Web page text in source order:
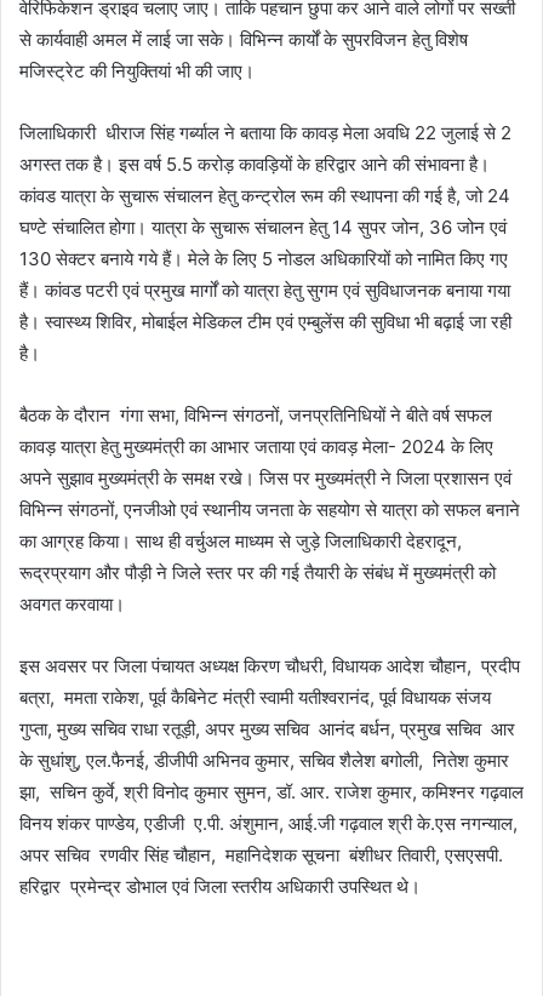
वेरिफिकेशन ड्राइव चलाए जाए। ताकि पहचान छुपा कर आने वाले लोगों पर सख्ती
से कार्यवाही अमल में लाई जा सके। विभिन्न कार्यों के सुपरविजन हेतु विशेष
मजिस्ट्रेट की नियुक्तियां भी की जाए।
जिलाधिकारी धीराज सिंह गर्ब्याल ने बताया कि कावड़ मेला अवधि 22 जुलाई से 2
अगस्त तक है। इस वर्ष 5.5 करोड़ कावड़ियों के हरिद्वार आने की संभावना है।
कांवड यात्रा के सुचारू संचालन हेतु कन्ट्रोल रूम की स्थापना की गई है, जो 24
घण्टे संचालित होगा। यात्रा के सुचारू संचालन हेतु 14 सुपर जोन, 36 जोन एवं
130 सेक्टर बनाये गये हैं। मेले के लिए 5 नोडल अधिकारियों को नामित किए गए
हैं। कांवड पटरी एवं प्रमुख मार्गों को यात्रा हेतु सुगम एवं सुविधाजनक बनाया गया
है। स्वास्थ्य शिविर, मोबाईल मेडिकल टीम एवं एम्बुलेंस की सुविधा भी बढ़ाई जा रही
है।
बैठक के दौरान गंगा सभा, विभिन्न संगठनों, जनप्रतिनिधियों ने बीते वर्ष सफल
कावड़ यात्रा हेतु मुख्यमंत्री का आभार जताया एवं कावड़ मेला- 2024 के लिए
अपने सुझाव मुख्यमंत्री के समक्ष रखे। जिस पर मुख्यमंत्री ने जिला प्रशासन एवं
विभिन्न संगठनों, एनजीओ एवं स्थानीय जनता के सहयोग से यात्रा को सफल बनाने
का आग्रह किया। साथ ही वर्चुअल माध्यम से जुड़े जिलाधिकारी देहरादून,
रूद्रप्रयाग और पौड़ी ने जिले स्तर पर की गई तैयारी के संबंध में मुख्यमंत्री को
अवगत करवाया।
इस अवसर पर जिला पंचायत अध्यक्ष किरण चौधरी, विधायक आदेश चौहान, प्रदीप
बत्रा, ममता राकेश, पूर्व कैबिनेट मंत्री स्वामी यतीश्वरानंद, पूर्व विधायक संजय
गुप्ता, मुख्य सचिव राधा रतूड़ी, अपर मुख्य सचिव आनंद बर्धन, प्रमुख सचिव आर
के सुधांशु, एल.फैनई, डीजीपी अभिनव कुमार, सचिव शैलेश बगोली, नितेश कुमार
झा, सचिन कुर्वे, श्री विनोद कुमार सुमन, डॉ. आर. राजेश कुमार, कमिश्नर गढ़वाल
विनय शंकर पाण्डेय, एडीजी ए.पी. अंशुमान, आई.जी गढ़वाल श्री के.एस नगन्याल,
अपर सचिव रणवीर सिंह चौहान, महानिदेशक सूचना बंशीधर तिवारी, एसएसपी.
हरिद्वार प्रमेन्द्र डोभाल एवं जिला स्तरीय अधिकारी उपस्थित थे।